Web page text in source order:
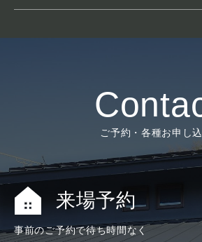
ご予約・各種お申し
来場予約
事前のご予約で待ち時間なく